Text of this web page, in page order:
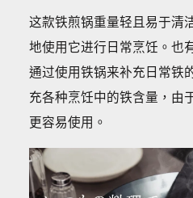
这款铁煎锅重量轻且易于清
地使用它进行日常烹饪。也
通过使用铁锅来补充日常铁
充各种烹饪中的铁含量，由
更容易使用。